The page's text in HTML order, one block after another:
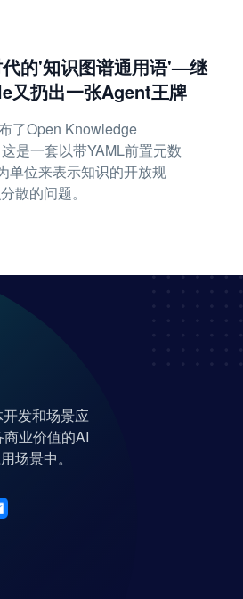
的'知识图谱通用语'—继
又扔出一张Agent王牌
了Open Knowledge
是一套以带YAML前置元数
单位来表示知识的开放规
散的问题。
发和场景应
业价值的AI
场景中。